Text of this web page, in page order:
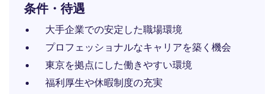
条件・待遇
大手企業での安定した職場環境
プロフェッショナルなキャリアを築く機会
東京を拠点にした働きやすい環境
福利厚生や休暇制度の充実